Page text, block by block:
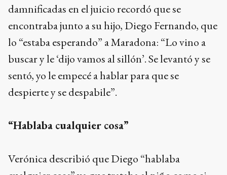
damnificadas en el juicio recordó que se
encontraba junto a su hijo, Diego Fernando, que
lo “estaba esperando” a Maradona: “Lo vino a
buscar y le ‘dijo vamos al sillón’. Se levantó y se
sentó, yo le empecé a hablar para que se
despierte y se despabile”.
“Hablaba cualquier cosa”
Verónica describió que Diego “hablaba